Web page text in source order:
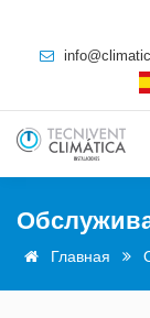
Главная